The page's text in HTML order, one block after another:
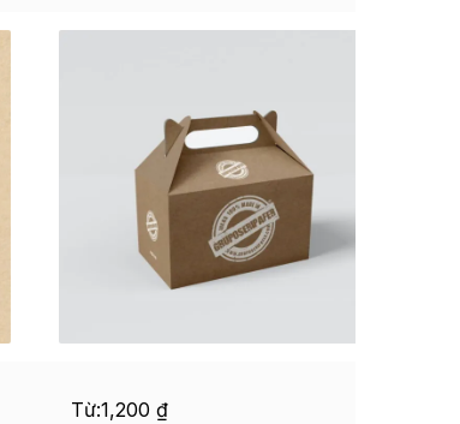
Từ:1,200 ₫